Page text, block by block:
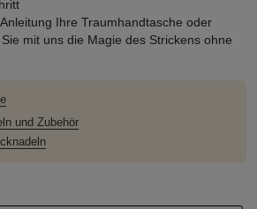
Ihre Traumhandtasche oder
mit uns die Magie des Strickens ohne
und Zubehör